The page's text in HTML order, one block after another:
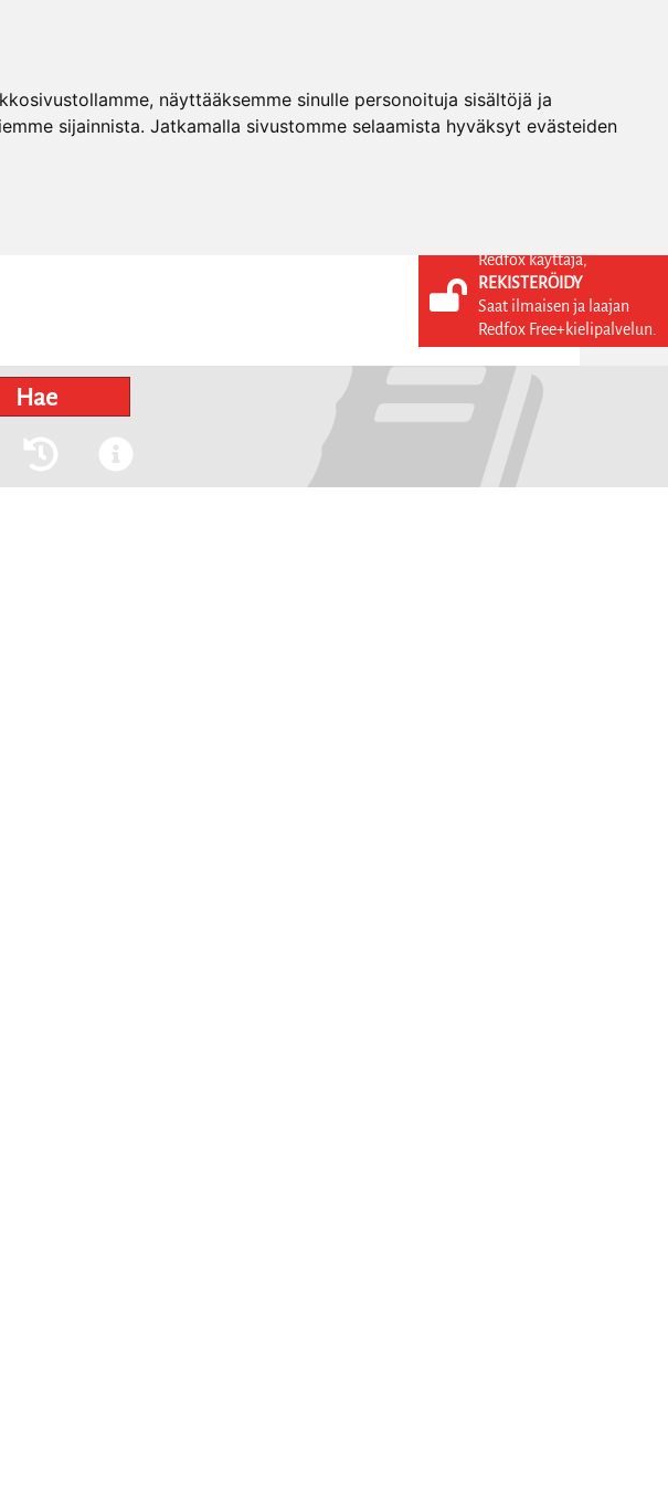
näyttääksemme sinulle personoituja sisältöjä ja
sijainnista. Jatkamalla sivustomme selaamista hyväksyt evästeiden
KIRJAUDU SISÄÄN
REKISTERÖIDY
Hae
Redfox käyttäjä,
REKISTERÖIDY
Saat ilmaisen ja laajan
Redfox Free+kielipalvelun.